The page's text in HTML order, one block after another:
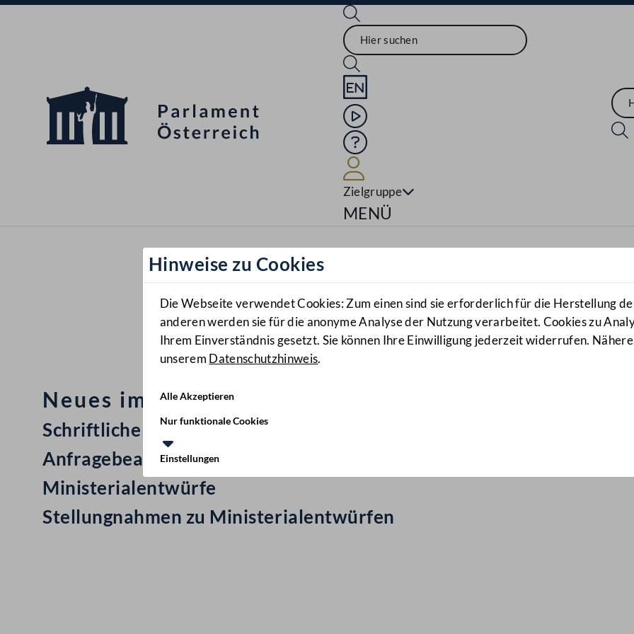
Sprache English
Mediathek
Hilfe
Zielgruppe
Navigationsmenü öffnen
MENÜ
Hinweise zu Cookies
Die Webseite verwendet Cookies: Zum einen sind sie erforderlich für die Herstellung
anderen werden sie für die anonyme Analyse der Nutzung verarbeitet. Cookies zu
Ihrem Einverständnis gesetzt. Sie können Ihre Einwilligung jederzeit widerrufen.
unserem Datenschutzhinweis.
Alle Akzeptieren
Nur funktionale Cookies
Einstellungen
Neues im Nationalrat: Mail Nr: 800
Schriftliche Anfrage
Anfragebeantwortung
Ministerialentwürfe
Stellungnahmen zu Ministerialentwürfen